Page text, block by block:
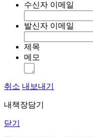
수신자 이메일
발신자 이메일
제목
메모
취소 내보내기
내책장담기
닫기